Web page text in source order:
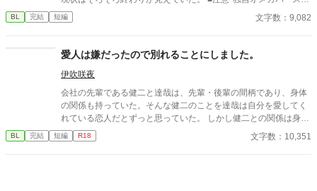
定。■『それは愛か本能か』と同じ世界設定です。関係は一切な
し。
BL 完結 短編 文字数：9,082
愛人は嫌だったので別れることにしました。
伊吹咲夜
会社の先輩である健二と達哉は、先輩・後輩の間柄であり、身体
の関係も持っていた。そんな健二のことを達哉は自分を愛してく
れている恋人だとずっと思っていた。 しかし健二との関係は身体
だけで、それ以上のことはない。疑問に思っていた日、健二が結
婚したと朝礼で報告が。健二は達哉のことを愛してはいなかった
BL 完結 短編 R18 文字数：10,351